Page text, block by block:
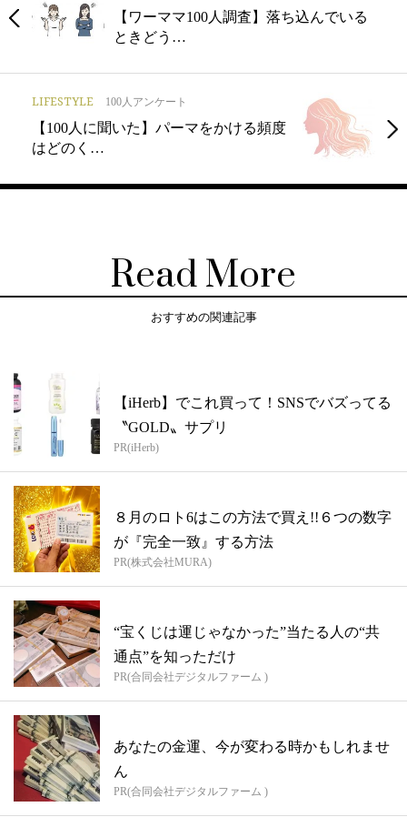
【ワーママ100人調査】落ち込んでいる
ときどう…
LIFESTYLE 100人アンケート
【100人に聞いた】パーマをかける頻度
はどのく…
Read More
おすすめの関連記事
【iHerb】でこれ買って！SNSでバズってる
〝GOLD〟サプリ
PR(iHerb)
８月のロト6はこの方法で買え!!６つの数字
が『完全一致』する方法
PR(株式会社MURA)
“宝くじは運じゃなかった”当たる人の“共
通点”を知っただけ
PR(合同会社デジタルファーム )
あなたの金運、今が変わる時かもしれませ
ん
PR(合同会社デジタルファーム )